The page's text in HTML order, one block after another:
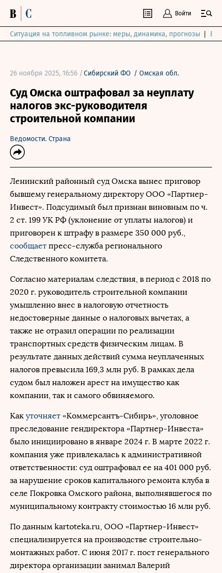
Войти
Ситуация на топливном рынке: меры, динамика, прогнозы
26 ноября 2025, 16:56 /Сибирский ФО / Омская обл.
Суд Омска оштрафовал за неуплату
налогов экс-руководителя
строительной компании
Ведомости. Страна
Ленинский районный суд Омска вынес приговор
бывшему генеральному директору ООО «Партнер-
Инвест». Подсудимый был признан виновным по ч.
2 ст. 199 УК РФ (уклонение от уплаты налогов) и
приговорен к штрафу в размере 350 000 руб.,
сообщает пресс-служба регионального
Следственного комитета.
Согласно материалам следствия, в период с 2018 по
2020 г. руководитель строительной компании
умышленно внес в налоговую отчетность
недостоверные данные о налоговых вычетах, а
также не отразил операции по реализации
транспортных средств физическим лицам. В
результате данных действий сумма неуплаченных
налогов превысила 169,3 млн руб. В рамках дела
судом был наложен арест на имущество как
компании, так и самого обвиняемого.
Как уточняет «Коммерсантъ-Сибирь», уголовное
преследование гендиректора «Партнер-Инвеста»
было инициировано в январе 2024 г. В марте 2022 г.
компания уже привлекалась к административной
ответственности: суд оштрафовал ее на 401 000 руб.
за нарушение сроков капитального ремонта клуба в
селе Покровка Омского района, выполнявшегося по
муниципальному контракту стоимостью 16 млн руб.
По данным kartoteka.ru, ООО «Партнер-Инвест»
специализируется на производстве строительно-
монтажных работ. С июня 2017 г. пост генерального
директора организации занимал Валерий